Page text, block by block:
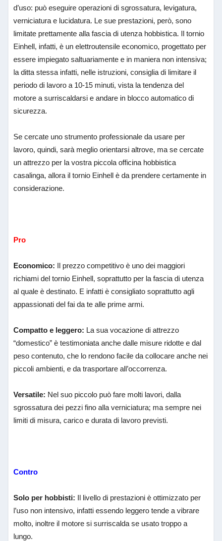
d’uso: può eseguire operazioni di sgrossatura, levigatura,
verniciatura e lucidatura. Le sue prestazioni, però, sono
limitate prettamente alla fascia di utenza hobbistica. Il tornio
Einhell, infatti, è un elettroutensile economico, progettato per
essere impiegato saltuariamente e in maniera non intensiva;
la ditta stessa infatti, nelle istruzioni, consiglia di limitare il
periodo di lavoro a 10-15 minuti, vista la tendenza del
motore a surriscaldarsi e andare in blocco automatico di
sicurezza.
Se cercate uno strumento professionale da usare per
lavoro, quindi, sarà meglio orientarsi altrove, ma se cercate
un attrezzo per la vostra piccola officina hobbistica
casalinga, allora il tornio Einhell è da prendere certamente in
considerazione.
Pro
Economico: Il prezzo competitivo è uno dei maggiori
richiami del tornio Einhell, soprattutto per la fascia di utenza
al quale è destinato. E infatti è consigliato soprattutto agli
appassionati del fai da te alle prime armi.
Compatto e leggero: La sua vocazione di attrezzo
“domestico” è testimoniata anche dalle misure ridotte e dal
peso contenuto, che lo rendono facile da collocare anche nei
piccoli ambienti, e da trasportare all’occorrenza.
Versatile: Nel suo piccolo può fare molti lavori, dalla
sgrossatura dei pezzi fino alla verniciatura; ma sempre nei
limiti di misura, carico e durata di lavoro previsti.
Contro
Solo per hobbisti: Il livello di prestazioni è ottimizzato per
l’uso non intensivo, infatti essendo leggero tende a vibrare
molto, inoltre il motore si surriscalda se usato troppo a
lungo.